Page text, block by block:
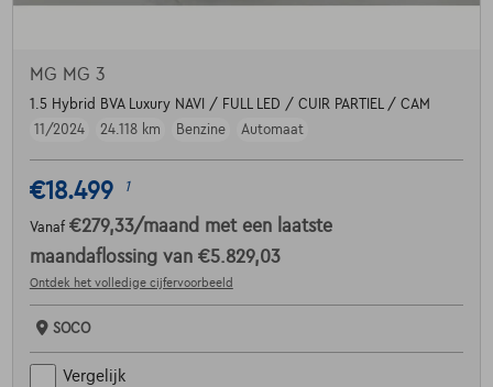
MG MG 3
1.5 Hybrid BVA Luxury NAVI / FULL LED / CUIR PARTIEL / CAM
11/2024
24.118 km Benzine Automaat
€18.499 1
Vanaf €279,33/maand met een laatste
maandaflossing van €5.829,03
Ontdek het volledige cijfervoorbeeld
SOCO
Vergelijk